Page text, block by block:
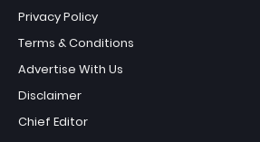
Privacy Policy
Terms & Conditions
Advertise With Us
Disclaimer
Chief Editor